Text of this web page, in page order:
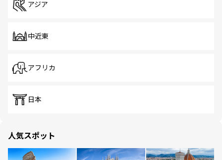
アジア
中近東
アフリカ
日本
人気スポット